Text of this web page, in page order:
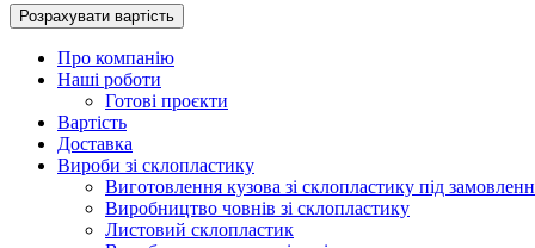
Розрахувати вартість
Про компанію
Наші роботи
Готові проєкти
Вартість
Доставка
Вироби зі склопластику
Виготовлення кузова зі склопластику під
Виробництво човнів зі склопластику
Листовий склопластик